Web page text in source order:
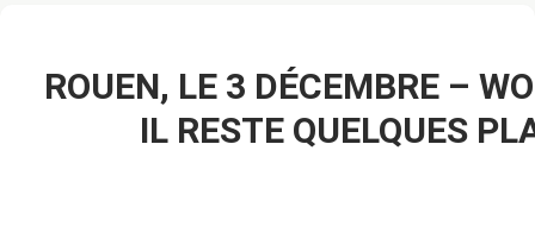
GUIDES PRATIQUES
ROUEN, LE 3 DÉCEMBRE –
IL RESTE QUELQUES